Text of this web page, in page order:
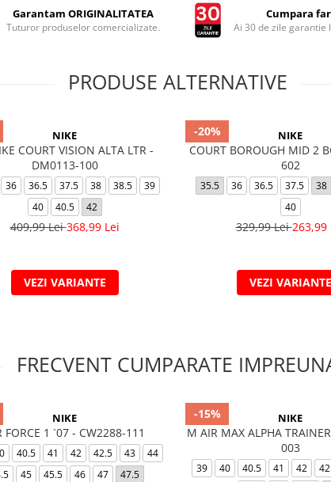
Garantam ORIGINALITATEA
Tuturor produselor comercializate.
Cumpara
Ai 30 de zile garantie
PRODUSE ALTERNATIVE
NIKE
COURT VISION ALTA LTR -
DM0113-100
36 36.5 37.5 38 38.5
39
40
40.5 42
409,99 Lei368,99 Lei
VEZI VARIANTE
-20% NIKE
COURT BOROUGH MID 2
602
35.5 36 36.5 37.5 38
40
329,99 Lei263,99
VEZI VARIANTE
FRECVENT CUMPARATE
NIKE
FORCE 1 `07 - CW2288-111
40.5 41 42 42.5 43
44
45 45.5 46 47 47.5
-15% NIKE
M AIR MAX ALPHA
003
39 40 40.5 41 42